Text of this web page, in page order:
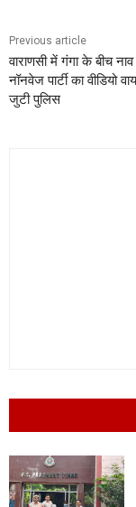
Previous article
वाराणसी में गंगा के बीच
नॉनवेज पार्टी का वीडियो
जुटी पुलिस